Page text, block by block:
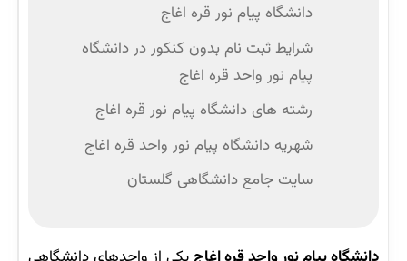
دانشگاه پیام نور قره اغاج
شرایط ثبت نام بدون کنکور در دانشگاه
پیام نور واحد قره اغاج
رشته های دانشگاه پیام نور قره اغاج
شهریه دانشگاه پیام نور واحد قره اغاج
سایت جامع دانشگاهی گلستان